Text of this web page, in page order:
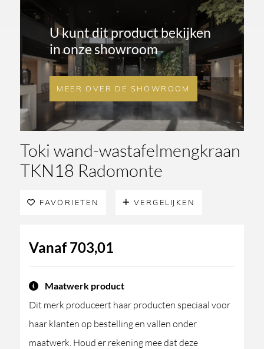
U kunt dit product bekijken
in onze showroom
MEER OVER DE SHOWROOM
Toki wand-wastafelmengkraan
TKN18 Radomonte
FAVORIETEN VERGELIJKEN
Vanaf703,01
Maatwerk product
Dit merk produceert haar producten speciaal voor
haar klanten op bestelling en vallen onder
maatwerk. Houd er rekening mee dat deze